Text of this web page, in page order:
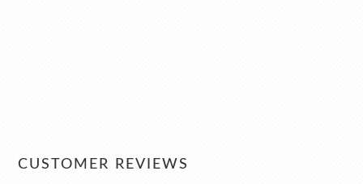
CUSTOMER REVIEWS